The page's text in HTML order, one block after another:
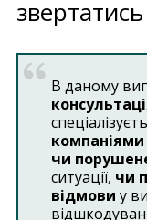
В даному
компаніями
чи
ситуації, чи
відмови у